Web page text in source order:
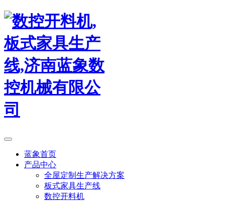
蓝象首页
产品中心
全屋定制生产解决方案
板式家具生产线
数控开料机